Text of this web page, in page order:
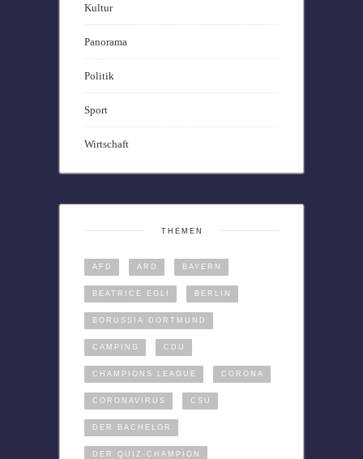
Kultur
Panorama
Politik
Sport
Wirtschaft
THEMEN
AFD ARD BAYERN
BEATRICE EGLI BERLIN
BORUSSIA DORTMUND
CAMPING CDU
CHAMPIONS LEAGUE CORONA
CORONAVIRUS CSU
DER BACHELOR
DER QUIZ-CHAMPION